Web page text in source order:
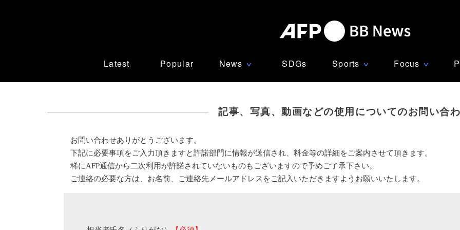
Latest Popular News ∨ SDGs Sports ∨ Focus ∨
記事、写真、動画などの使用についてのお問い合
お問い合わせありがとうございます。
下記に必要事項をご入力頂きますと許諾部門に情報が送信され、料金等の詳細をご案内させて頂きます。
稀にAFP通信から二次利用が許諾されていないものもございますので予めご了承下さい。
ご連絡の必要な方は、お名前、ご連絡先メールアドレスをご記入いただきますようお願いいたします。